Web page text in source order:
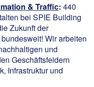
& Traffic: 440
bei SPIE Building
Zukunft der
Wir arbeiten
und
Geschäftsfeldern
Infrastruktur und